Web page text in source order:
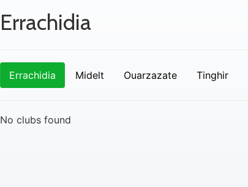
Errachidia
Errachidia Midelt Ouarzazate Tinghir
No clubs found